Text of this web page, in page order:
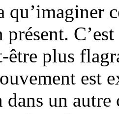
qu’imaginer
présent.
être plus
est
un autre